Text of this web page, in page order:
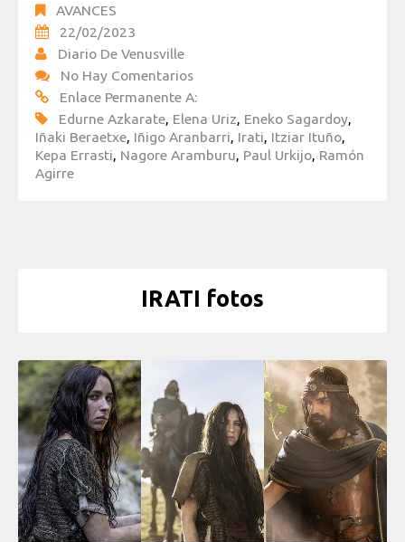
AVANCES
22/02/2023
Diario De Venusville
No Hay Comentarios
Enlace Permanente A:
Edurne Azkarate, Elena Uriz, Eneko Sagardoy,
Iñaki Beraetxe, Iñigo Aranbarri, Irati, Itziar Ituño,
Kepa Errasti, Nagore Aramburu, Paul Urkijo, Ramón
Agirre
IRATI fotos